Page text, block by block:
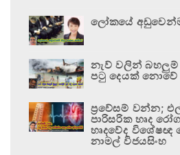
ලෝකයේ
නැව් වලින් බහලුම්
පටු දෙයක් නොවේ
ප්‍රවේසම් වන්න;
පාරිසරික හෘද
හෘදවේද විශේෂඥ
නාමල් විජයසිංහ